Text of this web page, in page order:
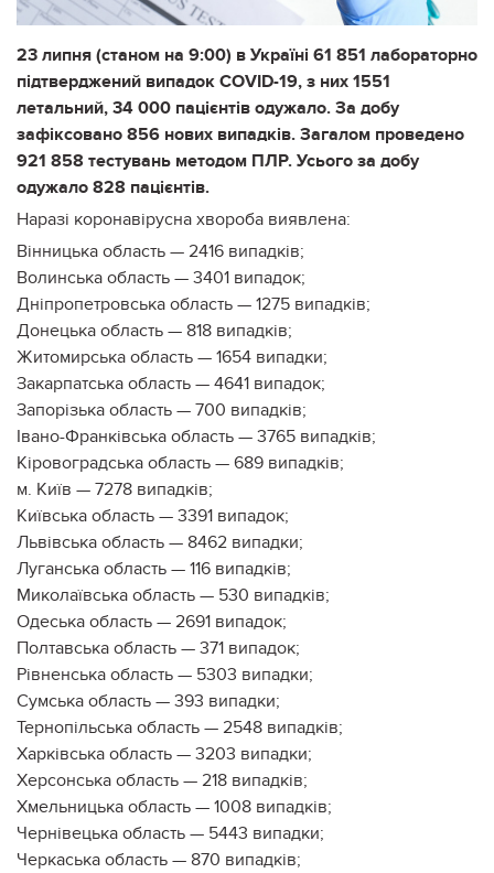
23 липня (станом на 9:00) в Україні 61 851 лабораторно
підтверджений випадок COVID-19, з них 1551
летальний, 34 000 пацієнтів одужало. За добу
зафіксовано 856 нових випадків. Загалом проведено
921 858 тестувань методом ПЛР. Усього за добу
одужало 828 пацієнтів.
Наразі коронавірусна хвороба виявлена:
Вінницька область — 2416 випадків;
Волинська область — 3401 випадок;
Дніпропетровська область — 1275 випадків;
Донецька область — 818 випадків;
Житомирська область — 1654 випадки;
Закарпатська область — 4641 випадок;
Запорізька область — 700 випадків;
Івано-Франківська область — 3765 випадків;
Кіровоградська область — 689 випадків;
м. Київ — 7278 випадків;
Київська область — 3391 випадок;
Львівська область — 8462 випадки;
Луганська область — 116 випадків;
Миколаївська область — 530 випадків;
Одеська область — 2691 випадок;
Полтавська область — 371 випадок;
Рівненська область — 5303 випадки;
Сумська область — 393 випадки;
Тернопільська область — 2548 випадків;
Харківська область — 3203 випадки;
Херсонська область — 218 випадків;
Хмельницька область — 1008 випадків;
Чернівецька область — 5443 випадки;
Черкаська область — 870 випадків;